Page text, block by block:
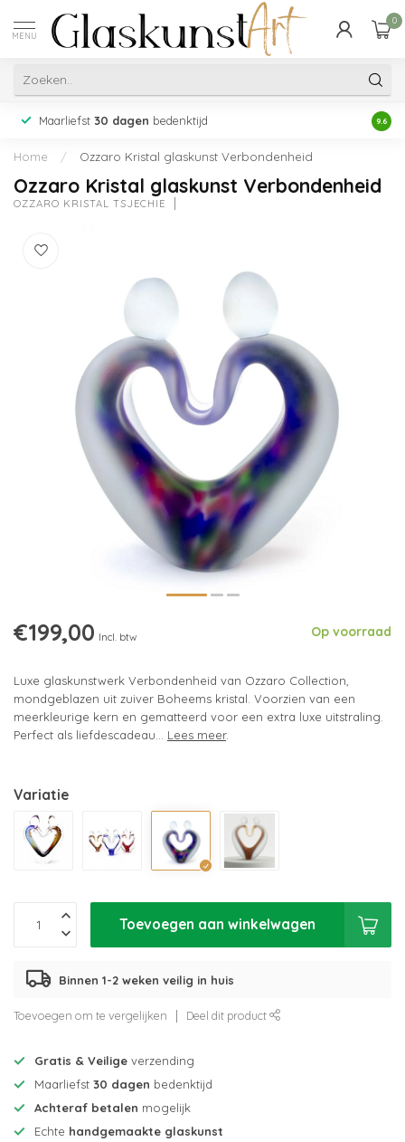
MENU
0
Maarliefst 30 dagen bedenktijd 9.6
Home / Ozzaro Kristal glaskunst Verbondenheid
Ozzaro Kristal glaskunst Verbondenheid
OZZARO KRISTAL TSJECHIË
€199,00 Incl. btw Op voorraad
Luxe glaskunstwerk Verbondenheid van Ozzaro Collection,
mondgeblazen uit zuiver Boheems kristal. Voorzien van een
meerkleurige kern en gematteerd voor een extra luxe uitstraling.
Perfect als liefdescadeau... Lees meer.
Variatie
Toevoegen aan winkelwagen
Binnen 1-2 weken veilig in huis
Toevoegen om te vergelijken Deel dit product
Gratis & Veilige verzending
Maarliefst 30 dagen bedenktijd
Achteraf betalen mogelijk
Echte handgemaakte glaskunst